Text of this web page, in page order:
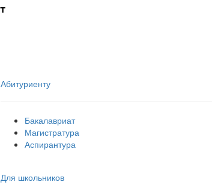
Абитуриенту
Бакалавриат
Магистратура
Аспирантура
Для школьников